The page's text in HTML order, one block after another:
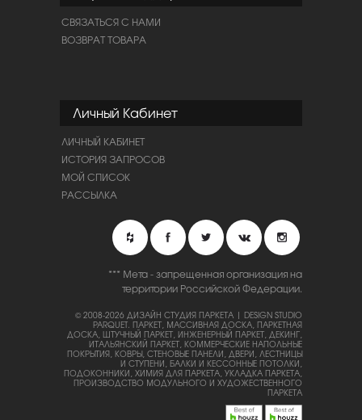
СВЯЗАТЬСЯ С НАМИ
ВОЗВРАТ ТОВАРА
Личный Кабинет
ЛИЧНЫЙ КАБИНЕТ
ИСТОРИЯ ЗАПРОСОВ
МОЙ СПИСОК
РАССЫЛКА
*** Мета - запрещенная организация на
территории Российской Федерации.
© 2008-2026 ДИЗАЙН СТУДИЯ ПАРКЕТА | DESIGN STUDIO
PARQUET. ПАРКЕТ, МАССИВНАЯ ДОСКА, ПАРКЕТНАЯ
ДОСКА, ШТУЧНЫЙ ПАРКЕТ, ИНЖЕНЕРНЫЙ ПАРКЕТ, ДЕКИНГ,
ИТАЛЬЯНСКИЙ ПАРКЕТ, КОММЕРЧЕСКИЕ НАПОЛЬНЫЕ
ПОКРЫТИЯ, КОВРЫ, СТЕНОВЫЕ ПАНЕЛИ, ДВЕРИ, ЛЕСТНИЦЫ
И СТУПЕНИ, БАЛКИ И КЕССОННЫЕ ПОТОЛКИ,
ПОДОКОННИКИ, ХИМИЯ ДЛЯ ПАРКЕТА, УКЛАДКА ПАРКЕТА,
ПРОИЗВОДСТВО МОДУЛЬНОГО И ХУДОЖЕСТВЕННОГО
ПАРКЕТА